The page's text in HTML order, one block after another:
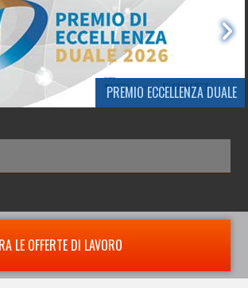
PREMIO ECCELLENZA DUALE
LE OFFERTE DI LAVORO